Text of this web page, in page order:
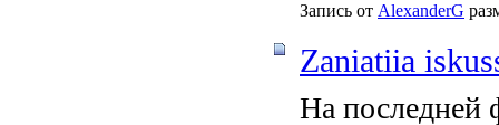
Запись от AlexanderG
Zaniatiia
На последней